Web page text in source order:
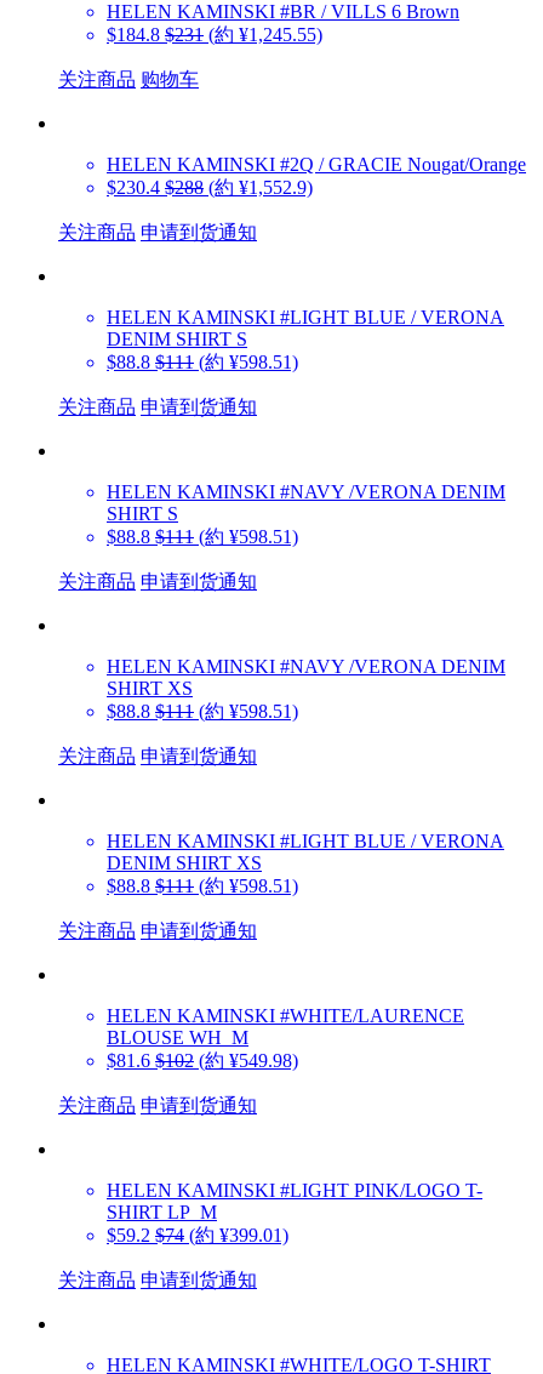
HELEN KAMINSKI #BR / VILLS 6 Brown
$184.8 $231 (約 ¥1,245.55)
关注商品 购物车
HELEN KAMINSKI #2Q / GRACIE Nougat/Orange
$230.4 $288 (約 ¥1,552.9)
关注商品 申请到货通知
HELEN KAMINSKI #LIGHT BLUE / VERONA
DENIM SHIRT S
$88.8 $111 (約 ¥598.51)
关注商品 申请到货通知
HELEN KAMINSKI #NAVY /VERONA DENIM
SHIRT S
$88.8 $111 (約 ¥598.51)
关注商品 申请到货通知
HELEN KAMINSKI #NAVY /VERONA DENIM
SHIRT XS
$88.8 $111 (約 ¥598.51)
关注商品 申请到货通知
HELEN KAMINSKI #LIGHT BLUE / VERONA
DENIM SHIRT XS
$88.8 $111 (約 ¥598.51)
关注商品 申请到货通知
HELEN KAMINSKI #WHITE/LAURENCE
BLOUSE WH_M
$81.6 $102 (約 ¥549.98)
关注商品 申请到货通知
HELEN KAMINSKI #LIGHT PINK/LOGO T-
SHIRT LP_M
$59.2 $74 (約 ¥399.01)
关注商品 申请到货通知
HELEN KAMINSKI #WHITE/LOGO T-SHIRT